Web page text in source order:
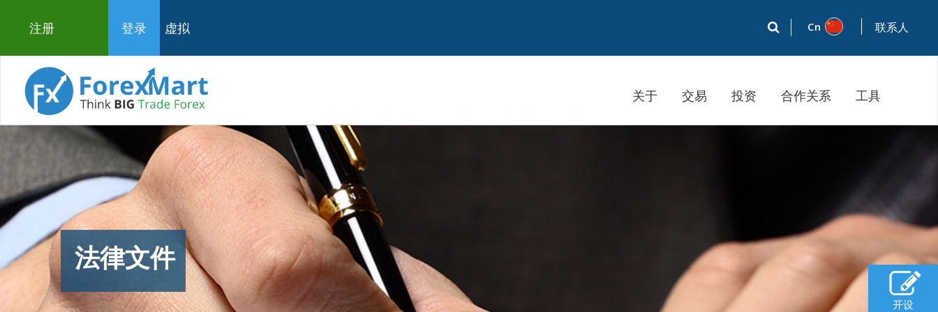
注册 登录 虚拟 Cn 联系人
关于 交易 投资 合作关系 工具
法律文件
开设